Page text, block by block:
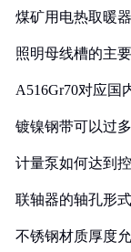
煤矿用电热取暖
照明母线槽的主
A516Gr70对应国
镀镍钢带可以过
计量泵如何达到
联轴器的轴孔形
不锈钢材质厚度